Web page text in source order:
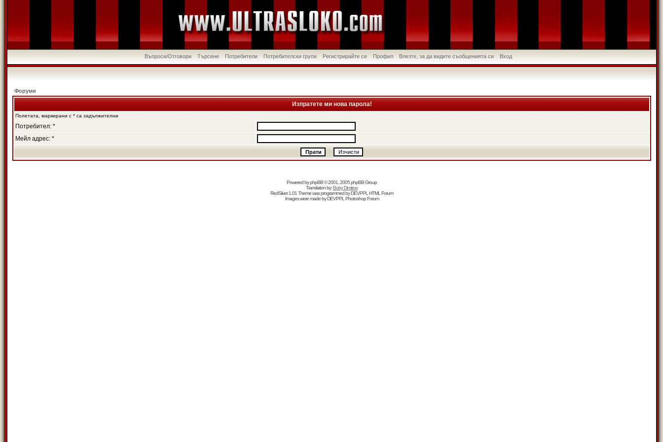
Въпроси/Отговори Търсене Потребители Потребителски групи Регистрирайте се Профил Влезте, за да видите съобщенията си Вход
Форуми
Изпратете ми нова парола!
Полетата, маркирани с * са задължителни
Потребител: *
Мейл адрес: *
Powered byphpBB© 2001, 2005 phpBB Group
Translation by:Boby Dimitrov
RedSilver 1.01 Theme was programmed byDEVPPL HTML Forum
Images were made byDEVPPL Photoshop Forum